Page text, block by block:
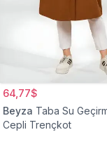
64,77$
Beyza Taba Su
Cepli Trençkot